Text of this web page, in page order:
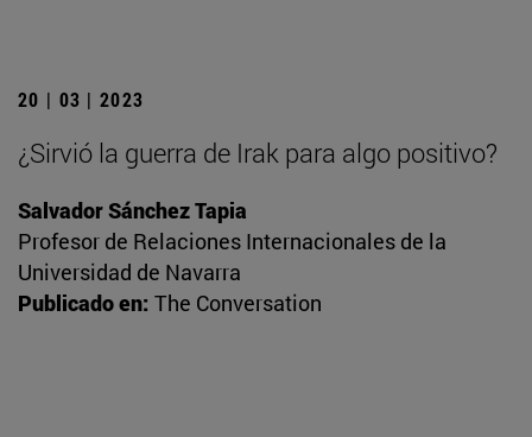
20 | 03 | 2023
¿Sirvió la guerra de Irak para algo positivo?
Salvador Sánchez Tapia
Profesor de Relaciones Internacionales de la
Universidad de Navarra
Publicado en: The Conversation